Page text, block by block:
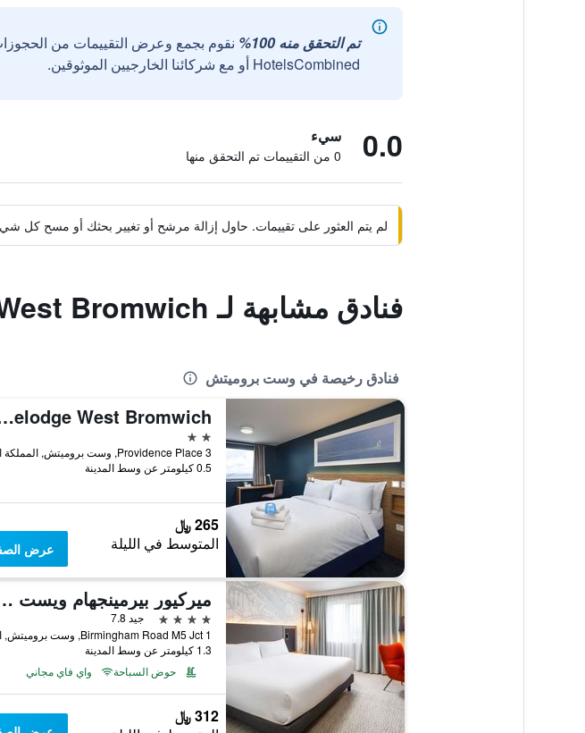
تم التحقق منه 100%
نقوم بجمع وعرض التقييمات من
HotelsCombined أو مع شركائنا الخارجيين الموثوقين.
0.0 سيء
0 من التقييمات تم التحقق منها
لم يتم العثور على تقييمات. حاول إزالة مرشح أو تغيير بحثك أو مسح كل
فنادق مشابهة لـ Premier Inn West Bromwich
فنادق رخيصة في وست بروميتش
Bromwich
2 نجمتين
0.5 كيلومتر عن وسط المدينة
265 ﷼
المتوسط في الليلة عرض
ميركيور
4 نجوم
جيد 7.8
1.3 كيلومتر عن وسط المدينة
حوض السباحة
واي فاي مجاني
312 ﷼